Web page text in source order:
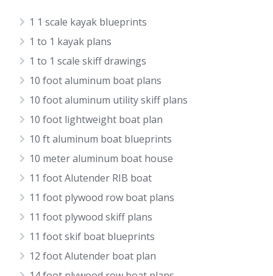
1 1 scale kayak blueprints
1 to 1 kayak plans
1 to 1 scale skiff drawings
10 foot aluminum boat plans
10 foot aluminum utility skiff plans
10 foot lightweight boat plan
10 ft aluminum boat blueprints
10 meter aluminum boat house
11 foot Alutender RIB boat
11 foot plywood row boat plans
11 foot plywood skiff plans
11 foot skif boat blueprints
12 foot Alutender boat plan